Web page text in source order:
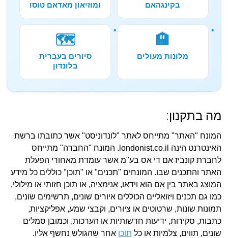
בקינגהאם
ומוזיאון מאדאם טוסו
🏨
מלונות מעולים
🗺️
סיורים בעברית
בלונדון
מה בתקנון:
המונח "האתר" מתייחס לאתר "לונדוניסט" אשר כתובתו ברשת
האינטרנט הינה londonist.co.il. המונח "החברה" מתייחס
לחברת קונביז אם די אס בע"מ אשר עומדת מאחורי הפעלת
האתר והתכנים שבו. המונחים "תכנים" או "תוכן" כוללים כל מידע
המוצג באתר בין אם הוא וידאו, אנימציה, או תוכן חזותי או מילולי,
כמו גם תכנים ויזואליים הכוללים איורים שונים, תרשימים שונים,
תמונות שונות, שרטוטים או ציורים, וקבצי שמע, אפליקציות,
כתבות, סקירות, ידיעות חדשותיות או הערכות, וכמובן סמלים
שונים, תווים, צלמיות או כל תוכן אחר שהגולש נחשף אליו.